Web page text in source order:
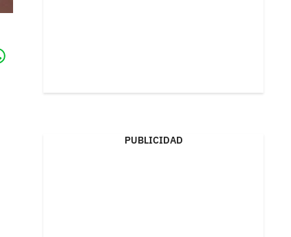
PUBLICIDAD